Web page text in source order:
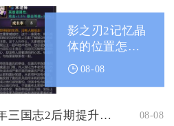
影之刃2记忆晶
体的位置怎么
找到08-08
有什么技巧可以在少年三国志2后期提升战力 08-08